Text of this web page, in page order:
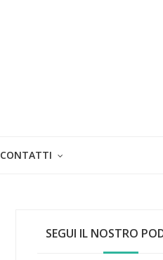
CONTATTI
SEGUI IL NOSTRO